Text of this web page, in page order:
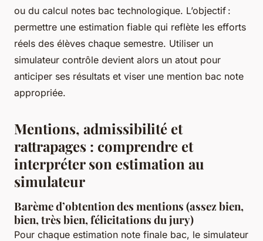
ou du calcul notes bac technologique. L’objectif :
permettre une estimation fiable qui reflète les efforts
réels des élèves chaque semestre. Utiliser un
simulateur contrôle devient alors un atout pour
anticiper ses résultats et viser une mention bac note
appropriée.
Mentions, admissibilité et
rattrapages : comprendre et
interpréter son estimation au
simulateur
Barème d’obtention des mentions (assez bien,
bien, très bien, félicitations du jury)
Pour chaque estimation note finale bac, le simulateur